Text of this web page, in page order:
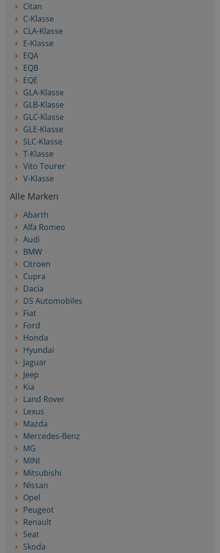
Citan
C-Klasse
CLA-Klasse
E-Klasse
EQA
EQB
EQE
GLA-Klasse
GLB-Klasse
GLC-Klasse
GLE-Klasse
SLC-Klasse
T-Klasse
Vito Tourer
V-Klasse
Alle Marken
Abarth
Alfa Romeo
Audi
BMW
Citroen
Cupra
Dacia
DS Automobiles
Fiat
Ford
Honda
Hyundai
Jaguar
Jeep
Kia
Land Rover
Lexus
Mazda
Mercedes-Benz
MG
MINI
Mitsubishi
Nissan
Opel
Peugeot
Renault
Seat
Skoda